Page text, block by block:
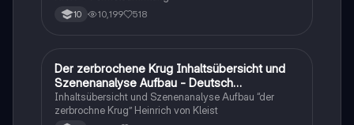
10 10,199 518
Deutsch
Der zerbrochene Krug Inhaltsübersicht und
Szenenanalyse Aufbau - Deutsch
Q1/Q2/Abitur
Inhaltsübersicht und Szenenanalyse Aufbau “der
zerbrochne Krug” Heinrich von Kleist